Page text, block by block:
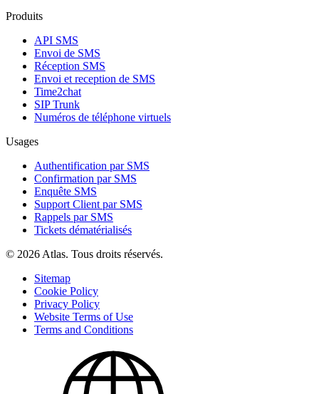
Produits
API SMS
Envoi de SMS
Réception SMS
Envoi et reception de SMS
Time2chat
SIP Trunk
Numéros de téléphone virtuels
Usages
Authentification par SMS
Confirmation par SMS
Enquête SMS
Support Client par SMS
Rappels par SMS
Tickets dématérialisés
© 2026 Atlas. Tous droits réservés.
Sitemap
Cookie Policy
Privacy Policy
Website Terms of Use
Terms and Conditions